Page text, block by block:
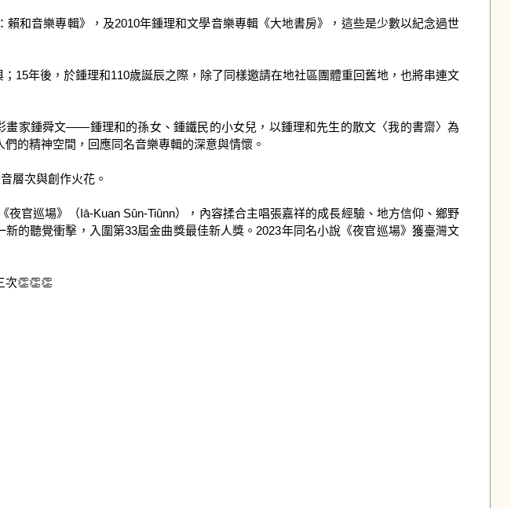
和音樂專輯》，及2010年鍾理和文學音樂專輯《大地書房》，這些是少數以紀念過世
15年後，於鍾理和110歲誕辰之際，除了同樣邀請在地社區團體重回舊地，也將串連文
家鍾舜文——鍾理和的孫女、鍾鐵民的小女兒，以鍾理和先生的散文〈我的書齋〉為
的精神空間，回應同名音樂專輯的深意與情懷。
層次與創作火花。
官巡場》（Iā-Kuan Sûn-Tiûnn），內容揉合主唱張嘉祥的成長經驗、地方信仰、鄉野
的聽覺衝擊，入圍第33屆金曲獎最佳新人獎。2023年同名小說《夜官巡場》獲臺灣文
次👏👏👏